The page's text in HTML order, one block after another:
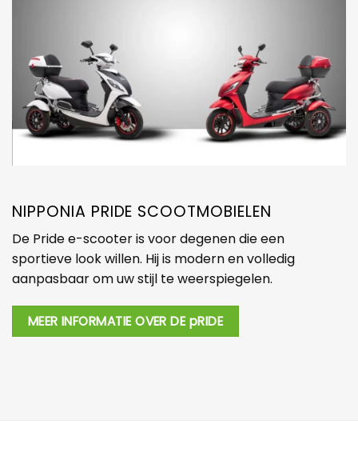
NIPPONIA PRIDE SCOOTMOBIELEN
De Pride e-scooter is voor degenen die een
sportieve look willen. Hij is modern en volledig
aanpasbaar om uw stijl te weerspiegelen.
MEER INFORMATIE OVER DE pRIDE